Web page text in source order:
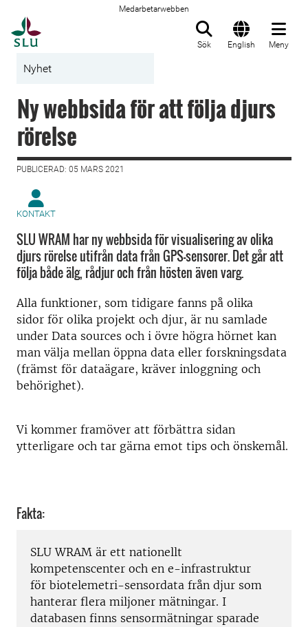
Medarbetarwebben
Sök English Meny
Nyhet
Ny webbsida för att följa djurs
rörelse
PUBLICERAD: 05 MARS 2021
KONTAKT
SLU WRAM har ny webbsida för visualisering av olika
djurs rörelse utifrån data från GPS-sensorer. Det går att
följa både älg, rådjur och från hösten även varg.
Alla funktioner, som tidigare fanns på olika
sidor för olika projekt och djur, är nu samlade
under Data sources och i övre högra hörnet kan
man välja mellan öppna data eller forskningsdata
(främst för dataägare, kräver inloggning och
behörighet).
Vi kommer framöver att förbättra sidan
ytterligare och tar gärna emot tips och önskemål.
Fakta:
SLU WRAM är ett nationellt
kompetenscenter och en e-infrastruktur
för biotelemetri-sensordata från djur som
hanterar flera miljoner mätningar. I
databasen finns sensormätningar sparade